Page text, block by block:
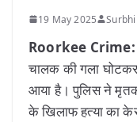
19 May 2025
Roorkee
चालक की गला घोटकर
आया है। पुलिस ने मृतक
के खिलाफ हत्या का